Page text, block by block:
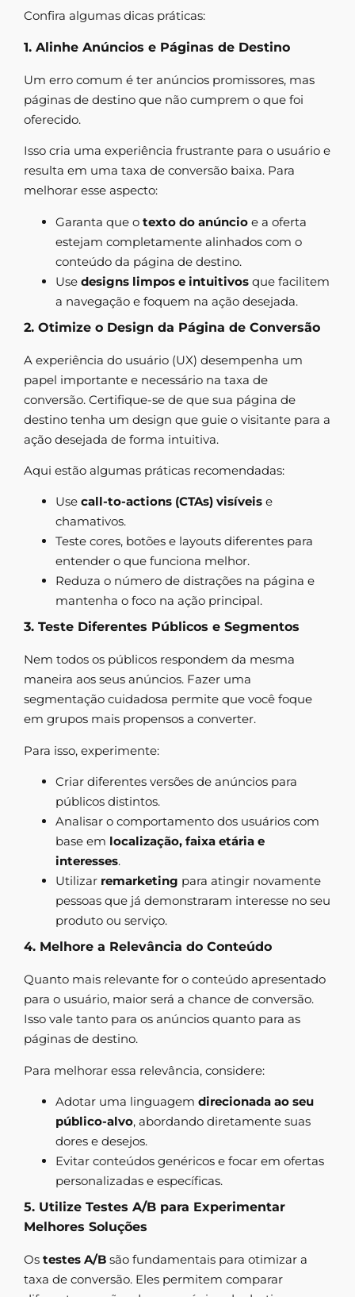
Confira algumas dicas práticas:
1. Alinhe Anúncios e Páginas de Destino
Um erro comum é ter anúncios promissores, mas
páginas de destino que não cumprem o que foi
oferecido.
Isso cria uma experiência frustrante para o usuário e
resulta em uma taxa de conversão baixa. Para
melhorar esse aspecto:
Garanta que o texto do anúncio e a oferta
estejam completamente alinhados com o
conteúdo da página de destino.
Use designs limpos e intuitivos que facilitem
a navegação e foquem na ação desejada.
2. Otimize o Design da Página de Conversão
A experiência do usuário (UX) desempenha um
papel importante e necessário na taxa de
conversão. Certifique-se de que sua página de
destino tenha um design que guie o visitante para a
ação desejada de forma intuitiva.
Aqui estão algumas práticas recomendadas:
Use call-to-actions (CTAs) visíveis e
chamativos.
Teste cores, botões e layouts diferentes para
entender o que funciona melhor.
Reduza o número de distrações na página e
mantenha o foco na ação principal.
3. Teste Diferentes Públicos e Segmentos
Nem todos os públicos respondem da mesma
maneira aos seus anúncios. Fazer uma
segmentação cuidadosa permite que você foque
em grupos mais propensos a converter.
Para isso, experimente:
Criar diferentes versões de anúncios para
públicos distintos.
Analisar o comportamento dos usuários com
base em localização, faixa etária e
interesses.
Utilizar remarketing para atingir novamente
pessoas que já demonstraram interesse no seu
produto ou serviço.
4. Melhore a Relevância do Conteúdo
Quanto mais relevante for o conteúdo apresentado
para o usuário, maior será a chance de conversão.
Isso vale tanto para os anúncios quanto para as
páginas de destino.
Para melhorar essa relevância, considere:
Adotar uma linguagem direcionada ao seu
público-alvo, abordando diretamente suas
dores e desejos.
Evitar conteúdos genéricos e focar em ofertas
personalizadas e específicas.
5. Utilize Testes A/B para Experimentar
Melhores Soluções
Os testes A/B são fundamentais para otimizar a
taxa de conversão. Eles permitem comparar